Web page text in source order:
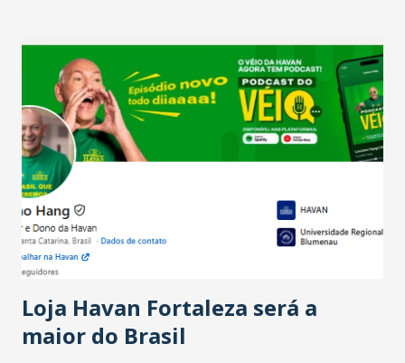
confraternizações de fim de ano e pelo pagamento do 13º
Salário para um número maior de trabalhadores, já que o
país tem a menor taxa de desemprego dos anos recentes.
Ainda segundo a Pesquisa, em novembro de 2025, 40% dos
bares e restaurantes operaram com lucro e outros 40%
registraram equilíbrio financeiro. Já o percentual de
estabelecimentos no prejuízo ficou em 19%, pouco abaixo
do observado no mês anterior. Outros 1% não existiam em
novembro. Em relação a outubro, o faturamento também
cresceu. De acordo com a pesquisa, 44% dos n...
Loja Havan Fortaleza será a
maior do Brasil